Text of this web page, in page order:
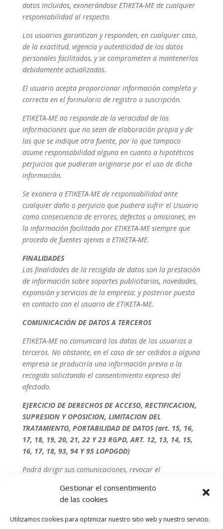
Gestionar el consentimiento
de las cookies
Utilizamos cookies para optimizar nuestro sitio web y nuestro servicio.
datos incluidos, exonerándose ETIKETA-ME de cualquier
responsabilidad al respecto.
Los usuarios garantizan y responden, en cualquier caso,
de la exactitud, vigencia y autenticidad de los datos
personales facilitados, y se comprometen a mantenerlos
debidamente actualizados.
El usuario acepta proporcionar información completa y
correcta en el formulario de registro o suscripción.
ETIKETA-ME no responde de la veracidad de las
informaciones que no sean de elaboración propia y de
las que se indique otra fuente, por lo que tampoco
asume responsabilidad alguna en cuanto a hipotéticos
perjuicios que pudieran originarse por el uso de dicha
información.
Se exonera a ETIKETA-ME de responsabilidad ante
cualquier daño o perjuicio que pudiera sufrir el Usuario
como consecuencia de errores, defectos u omisiones, en
la información facilitada por ETIKETA-ME siempre que
proceda de fuentes ajenas a ETIKETA-ME.
FINALIDADES
Las finalidades de la recogida de datos son la prestación
de información sobre soportes publicitarios, novedades,
expansión y servicios de la empresa; y posterior puesta
en contacto con el usuario de ETIKETA-ME.
COMUNICACIÓN DE DATOS A TERCEROS
ETIKETA-ME no comunicará los datos de los usuarios a
terceros. No obstante, en el caso de ser cedidos a alguna
empresa se produciría una información previa a la
recogida solicitando el consentimiento expreso del
afectado.
EJERCICIO DE DERECHOS DE ACCESO, RECTIFICACION,
SUPRESION Y OPOSICION, LIMITACION DEL
TRATAMIENTO, PORTABILIDAD DE DATOS (art. 15, 16,
17, 18, 19, 20, 21, 22 Y 23 RGPD, ART. 12, 13, 14, 15,
16, 17, 18, 93, 94 Y 95 LOPDGDD)
Podrá dirigir sus comunicaciones, revocar el
a sus datos personales obteniendo copia de los mismos.
El derecho de rectificación de datos inexactos o
incompletos. El derecho de supresión de sus datos